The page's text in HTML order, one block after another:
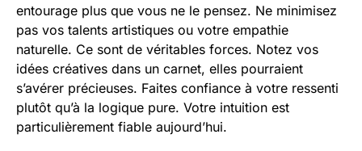
entourage plus que vous ne le pensez. Ne minimisez
pas vos talents artistiques ou votre empathie
naturelle. Ce sont de véritables forces. Notez vos
idées créatives dans un carnet, elles pourraient
s’avérer précieuses. Faites confiance à votre ressenti
plutôt qu’à la logique pure. Votre intuition est
particulièrement fiable aujourd’hui.